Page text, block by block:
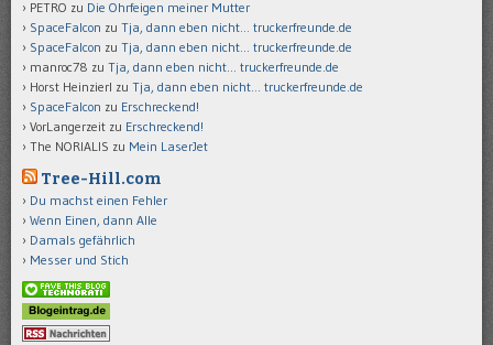
PETRO zu Die Ohrfeigen meiner Mutter
SpaceFalcon zu Tja, dann eben nicht… truckerfreunde.de
SpaceFalcon zu Tja, dann eben nicht… truckerfreunde.de
manroc78 zu Tja, dann eben nicht… truckerfreunde.de
Horst Heinzierl zu Tja, dann eben nicht… truckerfreunde.de
SpaceFalcon zu Erschreckend!
VorLangerzeit zu Erschreckend!
The NORIALIS zu Mein LaserJet
Tree-Hill.com
Du machst einen Fehler
Wenn Einen, dann Alle
Damals gefährlich
Messer und Stich